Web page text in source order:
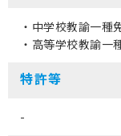
・中学校教諭一種
・高等学校教諭一
特許等
-